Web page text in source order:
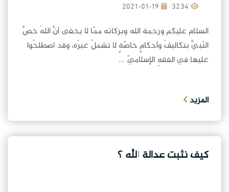
2021-01-19
السلام عليكم ورحمة الله وبركاته ممّا لا يخفى أنَّ اللهَ خصَّ
النّبيَّ بتكاليفَ وأحكامٍ خاصّةٍ لا تشملُ غيرَه، وقد اصطلحُوا
عليها في الفقهِ الإسلاميّ ...
المزيد
كيف نثبت عدالة الله ؟